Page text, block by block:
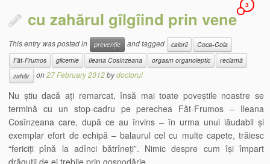
cu zahărul gîlgîind prin vene
3
This entry was posted in prevenție and tagged calorii
Coca-Cola
Făt-Frumos
glicemie Ileana Cosînzeana orgasm organoleptic
reclamă
zahăr
on27 February 2012bydoctorul
Nu știu dacă ați remarcat, însă mai toate poveștile noastre se
termină cu un stop-cadru pe perechea Făt-Frumos – Ileana
Cosînzeana care, după ce au învins – în urma unui lăudabil și
exemplar efort de echipă – balaurul cel cu multe capete, trăiesc
“fericiți pînă la adînci bătrîneți”. Nimic despre cum își împart
drăguții de ei trebile prin gospodărie.